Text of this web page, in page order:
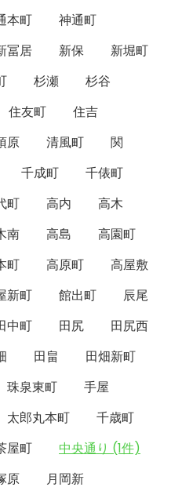
本町
神通町
冨居 新保
新堀町
杉瀬
杉谷
住友町
住吉
原 清風町
関
千成町
千俵町
町 高内
高木
南 高島
高園町
町 高原町
高屋敷
新町 館出町
辰尾
中町 田尻
田尻西
田畠
田畑新町
珠泉東町
手屋
太郎丸本町
千歳町
屋町
中央通り (1件)
原
月岡新